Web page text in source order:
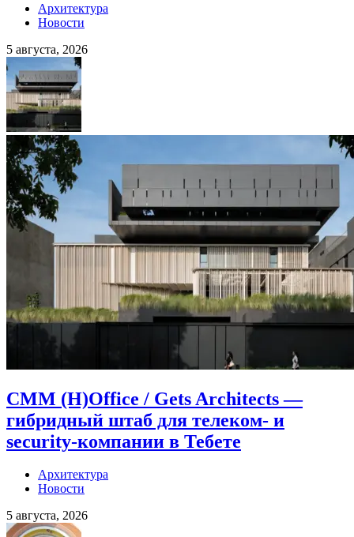
Архитектура
Новости
5 августа, 2026
CMM (H)Office / Gets Architects —
гибридный штаб для телеком- и
security-компании в Тебете
Архитектура
Новости
5 августа, 2026